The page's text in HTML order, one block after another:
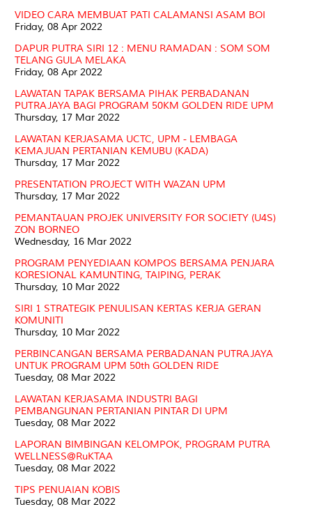
VIDEO CARA MEMBUAT PATI CALAMANSI ASAM BOI
Friday, 08 Apr 2022
DAPUR PUTRA SIRI 12 : MENU RAMADAN : SOM SOM
TELANG GULA MELAKA
Friday, 08 Apr 2022
LAWATAN TAPAK BERSAMA PIHAK PERBADANAN
PUTRAJAYA BAGI PROGRAM 50KM GOLDEN RIDE UPM
Thursday, 17 Mar 2022
LAWATAN KERJASAMA UCTC, UPM - LEMBAGA
KEMAJUAN PERTANIAN KEMUBU (KADA)
Thursday, 17 Mar 2022
PRESENTATION PROJECT WITH WAZAN UPM
Thursday, 17 Mar 2022
PEMANTAUAN PROJEK UNIVERSITY FOR SOCIETY (U4S)
ZON BORNEO
Wednesday, 16 Mar 2022
PROGRAM PENYEDIAAN KOMPOS BERSAMA PENJARA
KORESIONAL KAMUNTING, TAIPING, PERAK
Thursday, 10 Mar 2022
SIRI 1 STRATEGIK PENULISAN KERTAS KERJA GERAN
KOMUNITI
Thursday, 10 Mar 2022
PERBINCANGAN BERSAMA PERBADANAN PUTRAJAYA
UNTUK PROGRAM UPM 50th GOLDEN RIDE
Tuesday, 08 Mar 2022
LAWATAN KERJASAMA INDUSTRI BAGI
PEMBANGUNAN PERTANIAN PINTAR DI UPM
Tuesday, 08 Mar 2022
LAPORAN BIMBINGAN KELOMPOK, PROGRAM PUTRA
WELLNESS@RuKTAA
Tuesday, 08 Mar 2022
TIPS PENUAIAN KOBIS
Tuesday, 08 Mar 2022